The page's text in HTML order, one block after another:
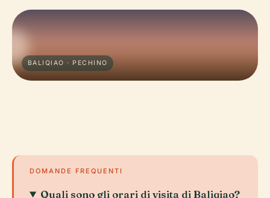
BALIQIAO · PECHINO
DOMANDE FREQUENTI
Quali sono gli orari di visita di Baliqiao?